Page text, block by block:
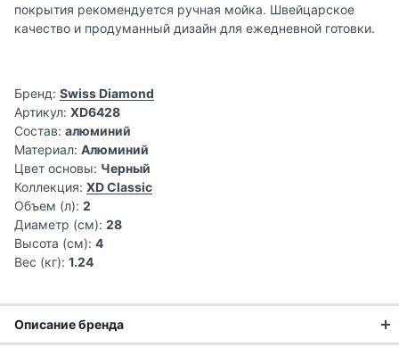
покрытия рекомендуется ручная мойка. Швейцарское
качество и продуманный дизайн для ежедневной готовки.
Бренд: Swiss Diamond
Артикул: XD6428
Состав: алюминий
Материал: Алюминий
Цвет основы: Черный
Коллекция: XD Classic
Объем (л): 2
Диаметр (см): 28
Высота (см): 4
Вес (кг): 1.24
Описание бренда